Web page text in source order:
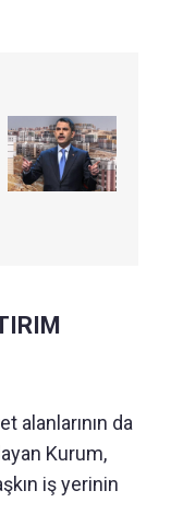
alanlarının da
Kurum,
iş yerinin